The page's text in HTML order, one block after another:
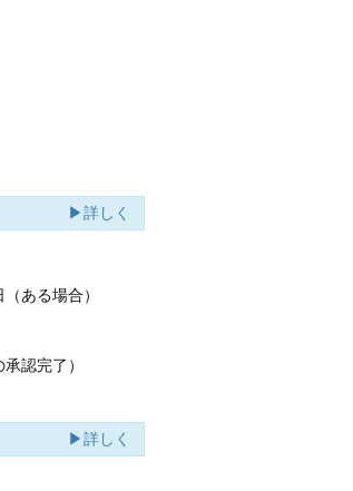
▶詳しく
ある場合）
認完了）
▶詳しく